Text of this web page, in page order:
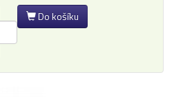
Do košíku